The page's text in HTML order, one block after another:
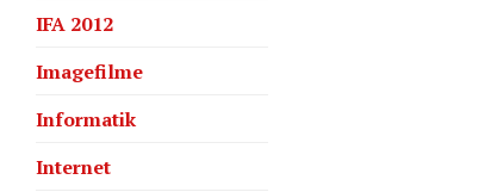
IFA 2012
Imagefilme
Informatik
Internet